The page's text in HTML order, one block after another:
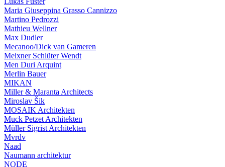
Maria Giuseppina Grasso Cannizzo
Martino Pedrozzi
Mathieu Wellner
Max Dudler
Mecanoo/Dick van Gameren
Meixner Schlüter Wendt
Men Duri Arquint
Merlin Bauer
MIKAN
Miller & Maranta Architects
Miroslav Šik
MOSAIK Architekten
Muck Petzet Architekten
Müller Sigrist Architekten
Mvrdv
Naad
Naumann architektur
NODE